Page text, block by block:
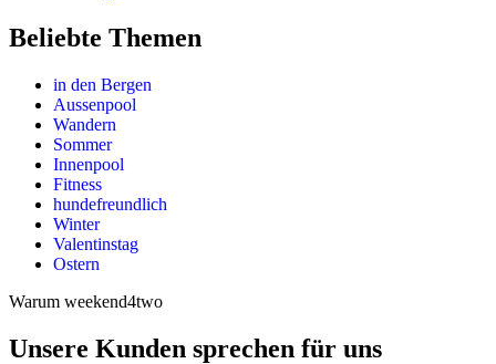
Beliebte Themen
in den Bergen
Aussenpool
Wandern
Sommer
Innenpool
Fitness
hundefreundlich
Winter
Valentinstag
Ostern
Warum weekend4two
Unsere Kunden sprechen für uns